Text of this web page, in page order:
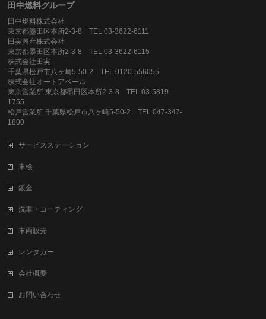
田中燃料グループ
田中燃料株式会社
東京都墨田区本所2-3-8 TEL 03-3622-6111
田実興産株式会社
東京都墨田区本所2-3-8 TEL 03-3622-6115
株式会社田実
千葉県松戸市八ヶ崎5-50-2 TEL 0120-556055
株式会社オートアベール
東京営業所 東京都墨田区本所2-3-8 TEL 03-5819-
1755
松戸営業所 千葉県松戸市八ヶ崎5-50-2 TEL 047-347-
1800
サービスステーション
車検
鈑金
洗車・コーティング
車両販売
レンタカー
会社概要
お問い合わせ